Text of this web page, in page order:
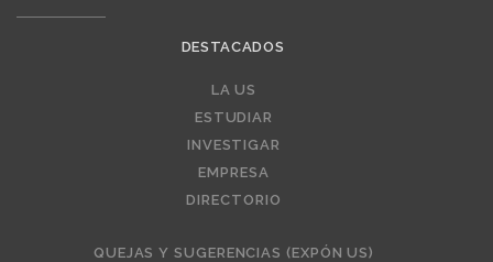
DESTACADOS
LA US
ESTUDIAR
INVESTIGAR
EMPRESA
DIRECTORIO
QUEJAS Y SUGERENCIAS (EXPÓN US)